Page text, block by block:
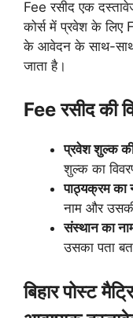
Fee रसीद एक
कोर्स में प्रवेश के लिए
के आवेदन के साथ-साथ
जाता है।
Fee रसीद की
प्रवेश शुल्क
शुल्क का
पाठ्यक्रम का
नाम और
संस्थान का
उसका पता
बिहार पोस्ट